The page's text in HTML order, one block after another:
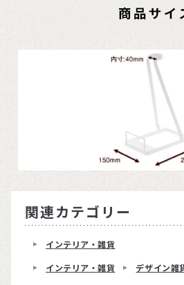
関連カテゴリー
インテリア・雑貨
インテリア・雑貨
デザイン雑